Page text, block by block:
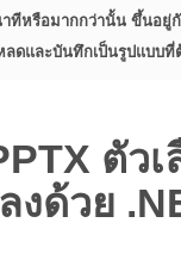
าทีหรือมากกว่านั้น ขึ้นอยู่
ลดและบันทึกเป็นรูปแบบที่
ตัว
งด้วย